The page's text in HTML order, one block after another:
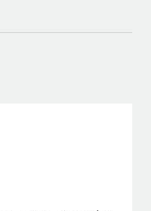
전문가 지원 제공